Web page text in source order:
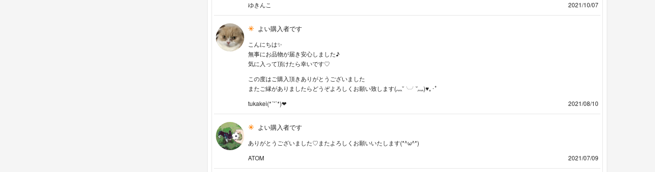
ゆきんこ
2021/10/07
よい購入者です
こんにちは✨
無事にお品物が届き安心しました♪
気に入って頂けたら幸いです♡
この度はご購入頂きありがとうございました
またご縁がありましたらどうぞよろしくお願い致します(灬˘╰︎╯︎˘灬)♥︎｡･ﾟ
tukakei(*˙˘˙*)❤︎
2021/08/10
よい購入者です
ありがとうございました♡またよろしくお願いいたします(*^ω^*)
ATOM
2021/07/09